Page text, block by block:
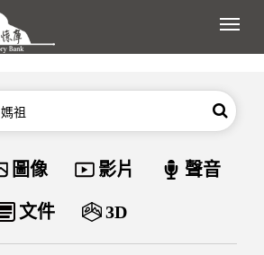
展
搜尋
資料類型
圖像 影片 聲音
文件 3D